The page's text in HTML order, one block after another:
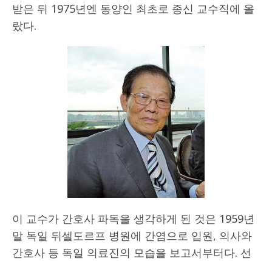
받은 뒤 1975년엔 동양인 최초로 종신 교수직에 올
랐다.
이 교수가 간호사 파독을 생각하게 된 것은 1959년
말 독일 뒤셀도르프 병원에 간염으로 입원, 의사와
간호사 등 독일 의료진의 모습을 보고서부터다. 선